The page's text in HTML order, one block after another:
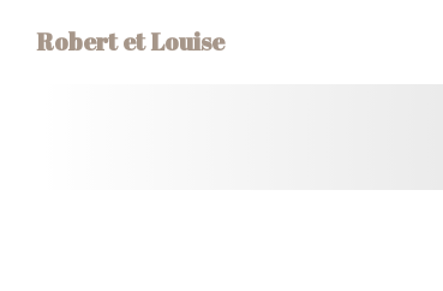
Robert et Louise